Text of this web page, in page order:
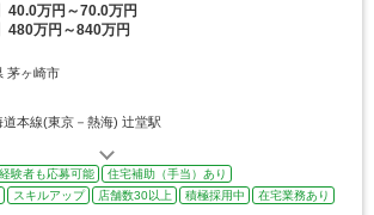
40.0万円～70.0万円
480万円～840万円
茅ヶ崎市
道本線(東京－熱海) 辻堂駅
験者も応募可能
住宅補助（手当）あり
スキルアップ 店舗数30以上 積極採用中 在宅業務あり